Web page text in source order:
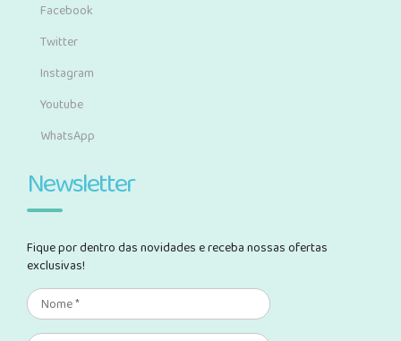
Facebook
Twitter
Instagram
Youtube
WhatsApp
Newsletter
Fique por dentro das novidades e receba nossas ofertas
exclusivas!